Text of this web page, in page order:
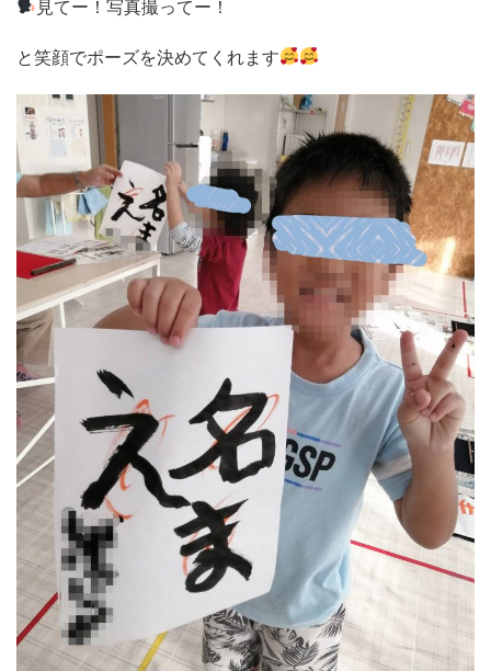
見てー！写真撮ってー！
と笑顔でポーズを決めてくれます